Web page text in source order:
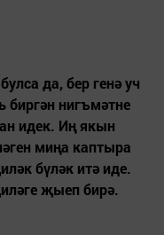
да, бер генә уч
биргән нигъмәтне
идек. Иң якын
миңа каптыра
бүләк итә иде.
җыеп бирә.